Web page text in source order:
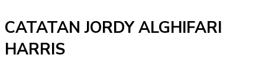
CATATAN JORDY ALGHIFARI
HARRIS